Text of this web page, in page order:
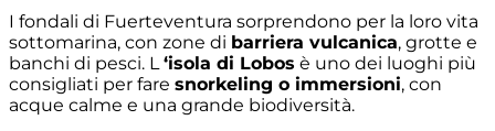
I fondali di Fuerteventura sorprendono per la loro vita
sottomarina, con zone di barriera vulcanica, grotte e
banchi di pesci. L‘isola di Lobos è uno dei luoghi più
consigliati per fare snorkeling o immersioni, con
acque calme e una grande biodiversità.